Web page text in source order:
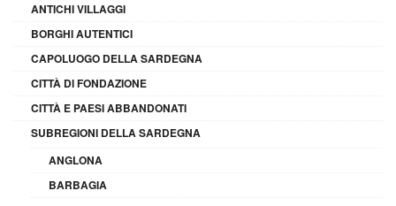
ANTICHI VILLAGGI
BORGHI AUTENTICI
CAPOLUOGO DELLA SARDEGNA
CITTÀ DI FONDAZIONE
CITTÀ E PAESI ABBANDONATI
SUBREGIONI DELLA SARDEGNA
ANGLONA
BARBAGIA